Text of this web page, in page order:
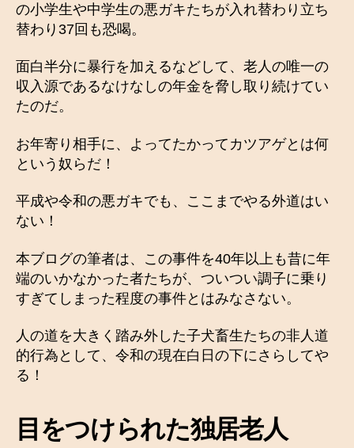
の小学生や中学生の悪ガキたちが入れ替わり立ち
替わり37回も恐喝。
面白半分に暴行を加えるなどして、老人の唯一の
収入源であるなけなしの年金を脅し取り続けてい
たのだ。
お年寄り相手に、よってたかってカツアゲとは何
という奴らだ！
平成や令和の悪ガキでも、ここまでやる外道はい
ない！
本ブログの筆者は、この事件を40年以上も昔に年
端のいかなかった者たちが、ついつい調子に乗り
すぎてしまった程度の事件とはみなさない。
人の道を大きく踏み外した子犬畜生たちの非人道
的行為として、令和の現在白日の下にさらしてや
る！
目をつけられた独居老人